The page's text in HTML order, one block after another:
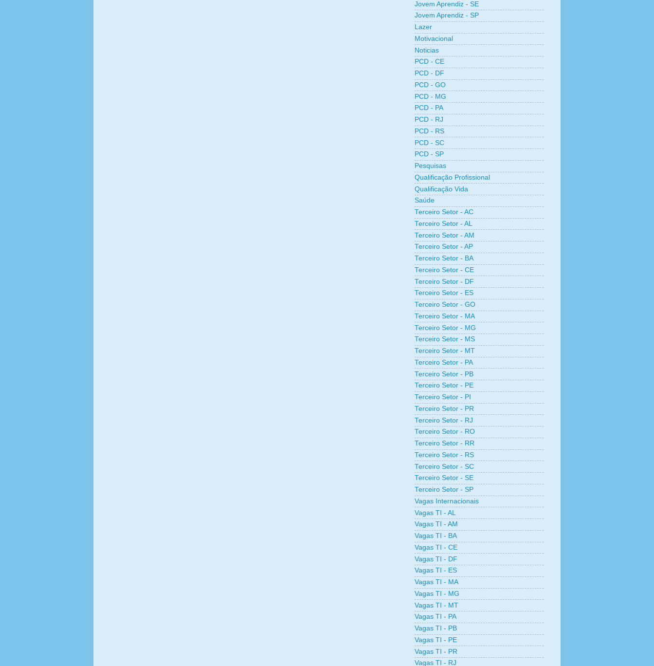
Jovem Aprendiz - SE
Jovem Aprendiz - SP
Lazer
Motivacional
Noticias
PCD - CE
PCD - DF
PCD - GO
PCD - MG
PCD - PA
PCD - RJ
PCD - RS
PCD - SC
PCD - SP
Pesquisas
Qualificação Profissional
Qualificação Vida
Saúde
Terceiro Setor - AC
Terceiro Setor - AL
Terceiro Setor - AM
Terceiro Setor - AP
Terceiro Setor - BA
Terceiro Setor - CE
Terceiro Setor - DF
Terceiro Setor - ES
Terceiro Setor - GO
Terceiro Setor - MA
Terceiro Setor - MG
Terceiro Setor - MS
Terceiro Setor - MT
Terceiro Setor - PA
Terceiro Setor - PB
Terceiro Setor - PE
Terceiro Setor - PI
Terceiro Setor - PR
Terceiro Setor - RJ
Terceiro Setor - RO
Terceiro Setor - RR
Terceiro Setor - RS
Terceiro Setor - SC
Terceiro Setor - SE
Terceiro Setor - SP
Vagas Internacionais
Vagas TI - AL
Vagas TI - AM
Vagas TI - BA
Vagas TI - CE
Vagas TI - DF
Vagas TI - ES
Vagas TI - MA
Vagas TI - MG
Vagas TI - MT
Vagas TI - PA
Vagas TI - PB
Vagas TI - PE
Vagas TI - PR
Vagas TI - RJ